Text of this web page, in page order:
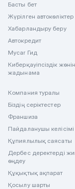
Басты бет
Жүрілген автокөліктер
Хабарландыру беру
Автокредит
Mycar Гид
Киберқауіпсіздік
жадынама
Компания туралы
Біздің серіктестер
Франшиза
Пайдаланушы келісімі
Құпиялылық саясаты
Дербес деректерді
өңдеу
Құқықтық ақпарат
Қосылу шарты